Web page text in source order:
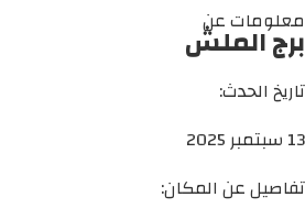
معلومات عن
برج الملش
تاريخ الحدث:
13 سبتمبر 2025
تفاصيل عن المكان: